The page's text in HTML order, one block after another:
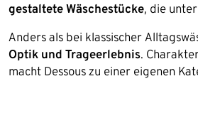
gestaltete Wäschestücke, die
Anders als bei klassischer
Optik und Trageerlebnis.
macht Dessous zu einer eigenen